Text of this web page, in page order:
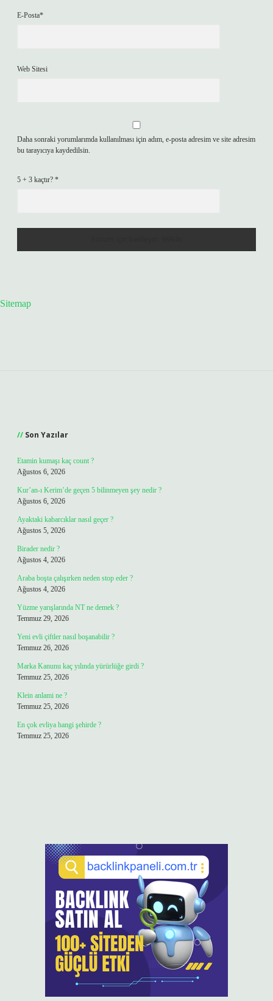
E-Posta*
Web Sitesi
Daha sonraki yorumlarımda kullanılması için adım, e-posta adresim ve site adresim
bu tarayıcıya kaydedilsin.
5 + 3 kaçtır? *
Sitemap
Son Yazılar
Etamin kumaşı kaç count ?
Ağustos 6, 2026
Kur’an-ı Kerim’de geçen 5 bilinmeyen şey nedir ?
Ağustos 6, 2026
Ayaktaki kabarcıklar nasıl geçer ?
Ağustos 5, 2026
Birader nedir ?
Ağustos 4, 2026
Araba boşta çalışırken neden stop eder ?
Ağustos 4, 2026
Yüzme yarışlarında NT ne demek ?
Temmuz 29, 2026
Yeni evli çiftler nasıl boşanabilir ?
Temmuz 26, 2026
Marka Kanunu kaç yılında yürürlüğe girdi ?
Temmuz 25, 2026
Klein anlami ne ?
Temmuz 25, 2026
En çok evliya hangi şehirde ?
Temmuz 25, 2026